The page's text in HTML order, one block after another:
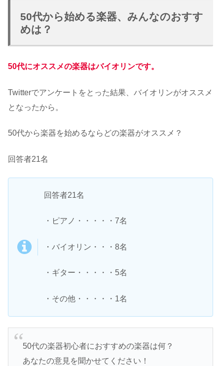
50代から始める楽器、みんなのおすす
めは？
50代にオススメの楽器はバイオリンです。
Twitterでアンケートをとった結果、バイオリンがオススメ
となったから。
50代から楽器を始めるならどの楽器がオススメ？
回答者21名
回答者21名
・ピアノ・・・・・7名
・バイオリン・・・8名
・ギター・・・・・5名
・その他・・・・・1名
50代の楽器初心者におすすめの楽器は何？
あなたの意見を聞かせてください！